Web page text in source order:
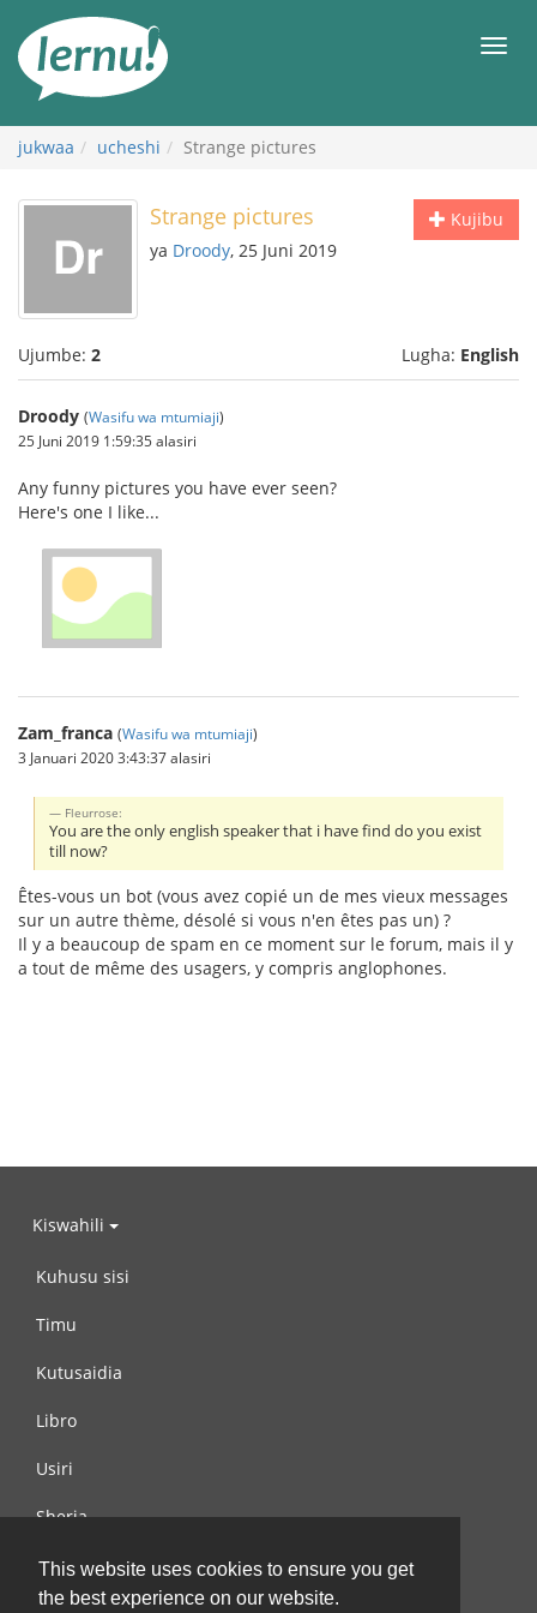
This website uses cookies to ensure you get
the best experience on our website.
maudhui
jukwaa ucheshi Strange pictures
Kujibu
Strange pictures
ya Droody, 25 Juni 2019
Ujumbe: 2 Lugha: English
Droody (Wasifu wa mtumiaji)
25 Juni 2019 1:59:35 alasiri
Any funny pictures you have ever seen?
Here's one I like...
Zam_franca (Wasifu wa mtumiaji)
3 Januari 2020 3:43:37 alasiri
Fleurrose:
You are the only english speaker that i have find do you exist
till now?
Êtes-vous un bot (vous avez copié un de mes vieux messages
sur un autre thème, désolé si vous n'en êtes pas un) ?
Il y a beaucoup de spam en ce moment sur le forum, mais il y
a tout de même des usagers, y compris anglophones.
Kiswahili
Kuhusu sisi
Timu
Kutusaidia
Libro
Usiri
Sheria
Wasiliana na si